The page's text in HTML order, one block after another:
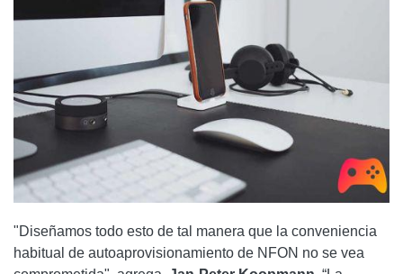
"Diseñamos todo esto de tal manera que la conveniencia
habitual de autoaprovisionamiento de NFON no se vea